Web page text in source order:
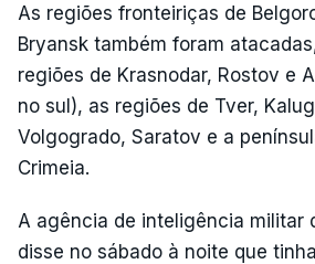
As regiões fronteiriças de
Bryansk também foram
regiões de Krasnodar, Rostov e
no sul), as regiões de Tver,
Volgogrado, Saratov e a
Crimeia.
A agência de inteligência militar
disse no sábado à noite que